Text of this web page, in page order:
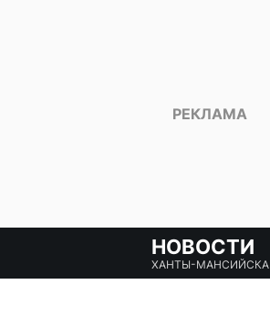
НОВОСТИ
ХАНТЫ-МАНСИЙСКА